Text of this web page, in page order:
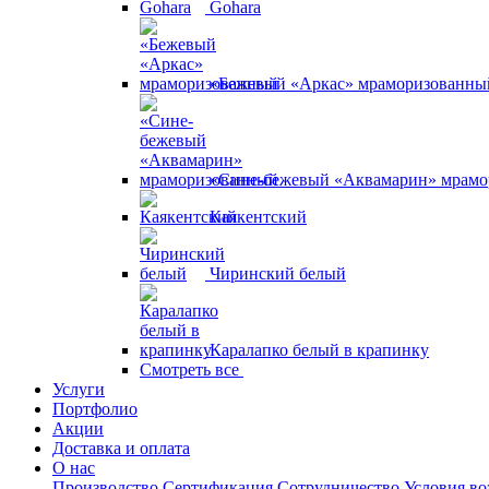
Gohara
«Бежевый «Аркас»
«Сине-бежевый «Аквамарин»
Каякентский
Чиринский белый
Каралапко белый в крапинку
Смотреть все
Услуги
Портфолио
Акции
Доставка и оплата
О нас